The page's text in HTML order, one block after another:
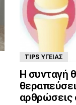
TIPS ΥΓΕΊΑΣ
Η συνταγή
αρθρώσεις